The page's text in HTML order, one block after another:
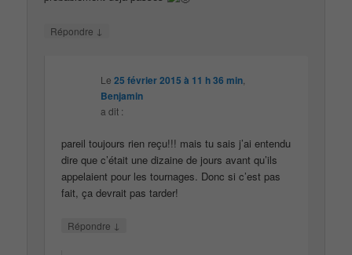
Répondre ↓
Le25 février 2015 à 11 h 36 min
Benjamin
a dit :
pareil toujours rien reçu!!! mais tu sais j’ai entendu
dire que c’était une dizaine de jours avant qu’ils
appelaient pour les tournages. Donc si c’est pas
fait, ça devrait pas tarder!
Répondre ↓